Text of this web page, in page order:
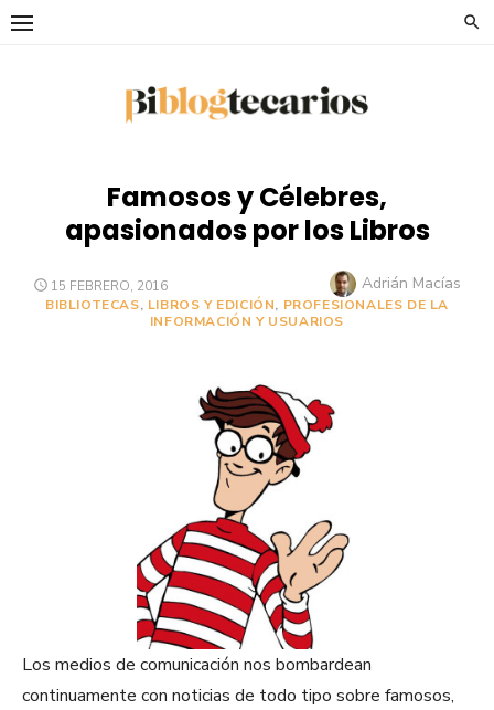
Saltar
Famosos y Célebres,
apasionados por los Libros
PUBLICADO
EL
15 FEBRERO, 2016 Autor
Adrián Macías
BIBLIOTECAS, LIBROS Y EDICIÓN, PROFESIONALES DE LA
INFORMACIÓN Y USUARIOS
Los medios de comunicación nos bombardean
continuamente con noticias de todo tipo sobre famosos,